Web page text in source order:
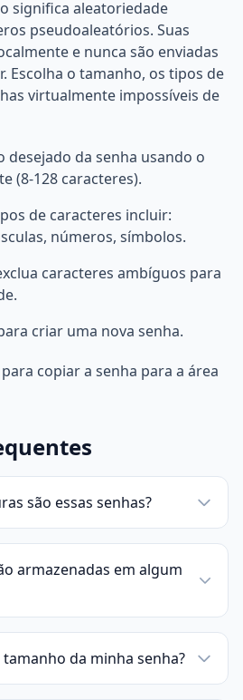
significa aleatoriedade
pseudoaleatórios. Suas
e nunca são enviadas
Escolha o tamanho, os tipos de
virtualmente impossíveis de
desejado da senha usando o
(8-128 caracteres).
de caracteres incluir:
números, símbolos.
caracteres ambíguos para
criar uma nova senha.
copiar a senha para a área
são essas senhas?
armazenadas em algum
da minha senha?